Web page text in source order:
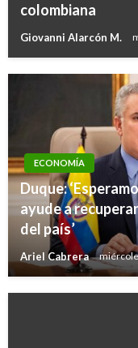
colombiana
Giovanni Alarcón M.
ECONOMÍA
Duque:
ayude a
del país’
Ariel Cabrera